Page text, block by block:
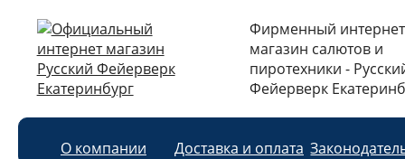
Фирменный интернет
магазин салютов и
пиротехники -
Фейерверк
О компании Доставка и оплата